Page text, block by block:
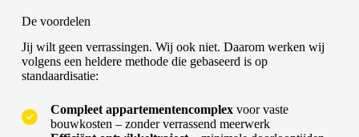
De voordelen
Jij wilt geen verrassingen. Wij ook niet. Daarom werken wij
volgens een heldere methode die gebaseerd is op
standaardisatie:
Compleet appartementencomplexvoor vaste
bouwkosten – zonder verrassend meerwerk